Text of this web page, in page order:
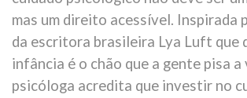
mas um direito acessível. Inspirada
da escritora brasileira Lya Luft que
infância é o chão que a gente pisa a
psicóloga acredita que investir no